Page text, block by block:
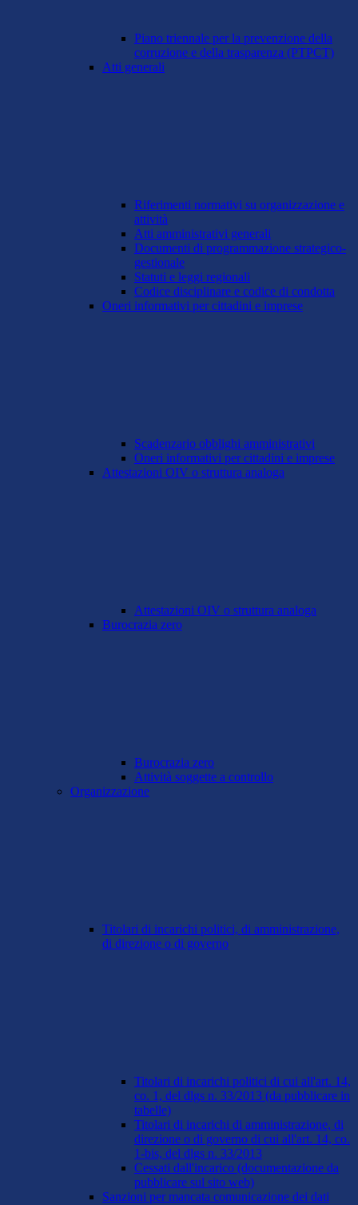
Piano triennale per la prevenzione della
corruzione e della trasparenza (PTPCT)
Atti generali
Riferimenti normativi su organizzazione e
attività
Atti amministrativi generali
Documenti di programmazione strategico-
gestionale
Statuti e leggi regionali
Codice disciplinare e codice di condotta
Oneri informativi per cittadini e imprese
Scadenzario obblighi amministrativi
Oneri informativi per cittadini e imprese
Attestazioni OIV o struttura analoga
Attestazioni OIV o struttura analoga
Burocrazia zero
Burocrazia zero
Attività soggette a controllo
Organizzazione
Titolari di incarichi politici, di amministrazione,
di direzione o di governo
Titolari di incarichi politici di cui all'art. 14,
co. 1, del dlgs n. 33/2013 (da pubblicare in
tabelle)
Titolari di incarichi di amministrazione, di
direzione o di governo di cui all'art. 14, co.
1-bis, del dlgs n. 33/2013
Cessati dall'incarico (documentazione da
pubblicare sul sito web)
Sanzioni per mancata comunicazione dei dati